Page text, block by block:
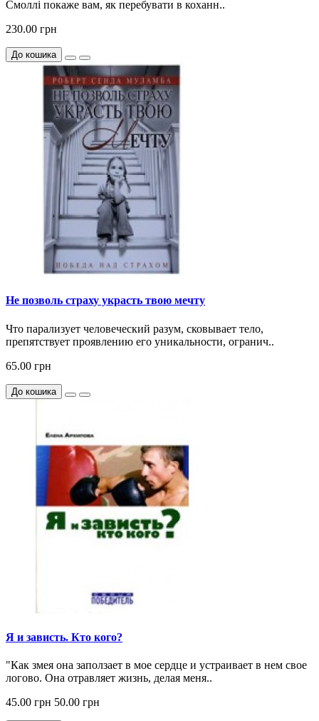
Смоллі покаже вам, як перебувати в коханн..
230.00 грн
До кошика
Не позволь страху украсть твою мечту
Что парализует человеческий разум, сковывает тело,
препятствует проявлению его уникальности, огранич..
65.00 грн
До кошика
Я и зависть. Кто кого?
"Как змея она заползает в мое сердце и устраивает в нем свое
логово. Она отравляет жизнь, делая меня..
45.00 грн 50.00 грн